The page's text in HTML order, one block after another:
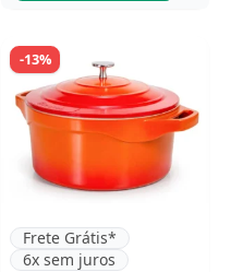
-13%
Frete Grátis*
6x sem juros